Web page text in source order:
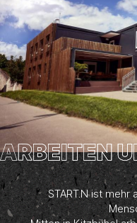
START.N ist mehr